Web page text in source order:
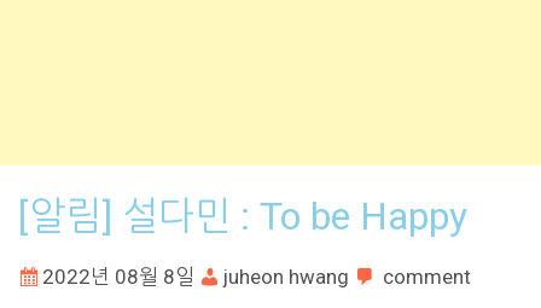
[알림] 설다민 : To be Happy
2022년 08월 8일 juheon hwang comment